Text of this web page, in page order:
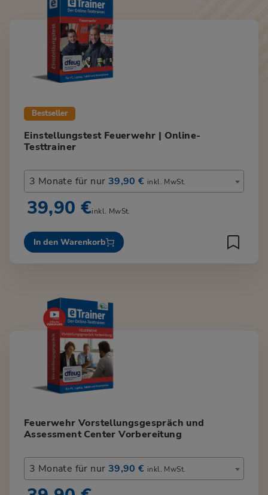
Bestseller
Einstellungstest Feuerwehr | Online-
Testtrainer
3 Monate für nur 39,90 € inkl. MwSt.
39,90 €inkl. MwSt.
In den Warenkorb
Feuerwehr Vorstellungsgespräch und
Assessment Center Vorbereitung
3 Monate für nur 39,90 € inkl. MwSt.